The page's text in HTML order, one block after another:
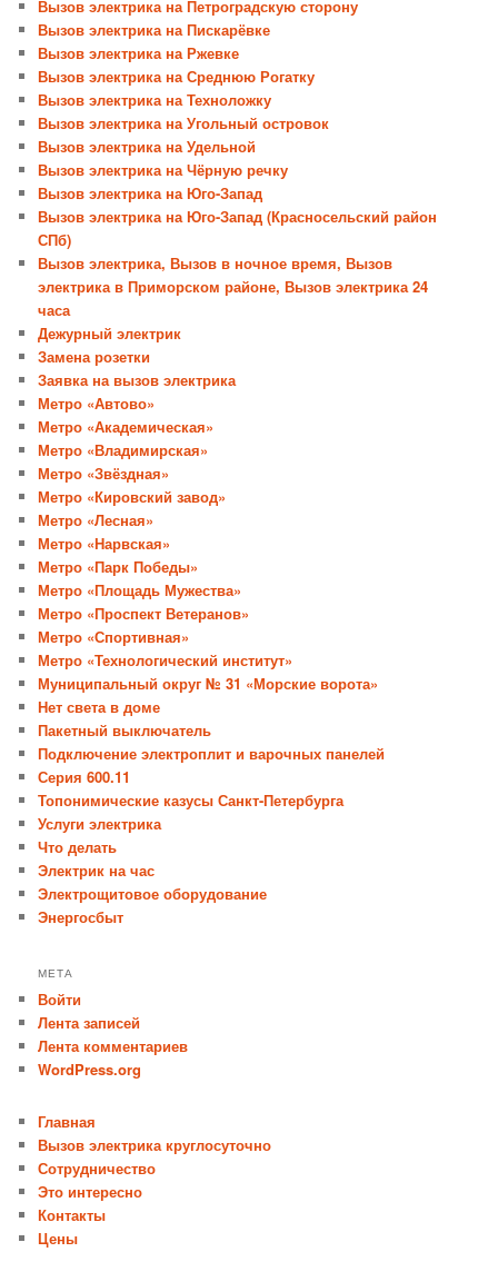
Вызов электрика на Петроградскую сторону
Вызов электрика на Пискарёвке
Вызов электрика на Ржевке
Вызов электрика на Среднюю Рогатку
Вызов электрика на Техноложку
Вызов электрика на Угольный островок
Вызов электрика на Удельной
Вызов электрика на Чёрную речку
Вызов электрика на Юго-Запад
Вызов электрика на Юго-Запад (Красносельский район
СПб)
Вызов электрика, Вызов в ночное время, Вызов
электрика в Приморском районе, Вызов электрика 24
часа
Дежурный электрик
Замена розетки
Заявка на вызов электрика
Метро «Автово»
Метро «Академическая»
Метро «Владимирская»
Метро «Звёздная»
Метро «Кировский завод»
Метро «Лесная»
Метро «Нарвская»
Метро «Парк Победы»
Метро «Площадь Мужества»
Метро «Проспект Ветеранов»
Метро «Спортивная»
Метро «Технологический институт»
Муниципальный округ № 31 «Морские ворота»
Нет света в доме
Пакетный выключатель
Подключение электроплит и варочных панелей
Серия 600.11
Топонимические казусы Санкт-Петербурга
Услуги электрика
Что делать
Электрик на час
Электрощитовое оборудование
Энергосбыт
МЕТА
Войти
Лента записей
Лента комментариев
WordPress.org
Главная
Вызов электрика круглосуточно
Сотрудничество
Это интересно
Контакты
Цены